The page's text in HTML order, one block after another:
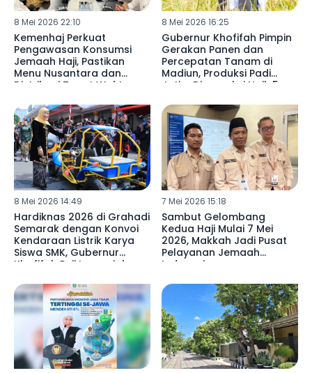
8 Mei 2026 22:10
Kemenhaj Perkuat
Pengawasan Konsumsi
Jemaah Haji, Pastikan
Menu Nusantara dan
Distribusi Tepat Waktu
8 Mei 2026 16:25
Gubernur Khofifah Pimpin
Gerakan Panen dan
Percepatan Tanam di
Madiun, Produksi Padi
Jatim Diproyeksi Naik 5
Peluang Ekspor Beras
8 Mei 2026 14:49
Hardiknas 2026 di Grahadi
Semarak dengan Konvoi
Kendaraan Listrik Karya
Siswa SMK, Gubernur
Khofifah Puji Inovasi dan
7 Mei 2026 15:18
Sambut Gelombang
Kedua Haji Mulai 7 Mei
2026, Makkah Jadi Pusat
Pelayanan Jemaah
Indonesia